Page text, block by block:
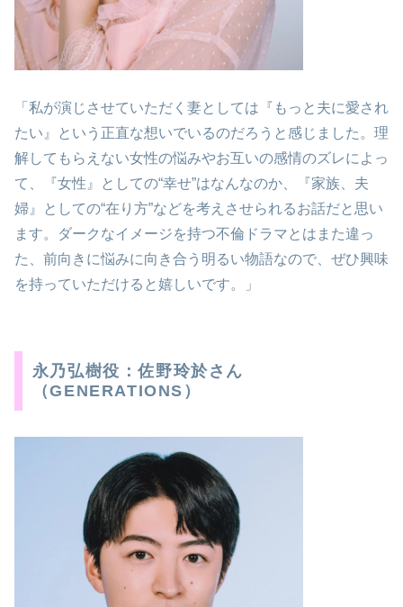
「私が演じさせていただく妻としては『もっと夫に愛され
たい』という正直な想いでいるのだろうと感じました。理
解してもらえない女性の悩みやお互いの感情のズレによっ
て、『女性』としての“幸せ”はなんなのか、『家族、夫
婦』としての“在り方”などを考えさせられるお話だと思い
ます。ダークなイメージを持つ不倫ドラマとはまた違っ
た、前向きに悩みに向き合う明るい物語なので、ぜひ興味
を持っていただけると嬉しいです。」
永乃弘樹役：佐野玲於さん
（GENERATIONS）